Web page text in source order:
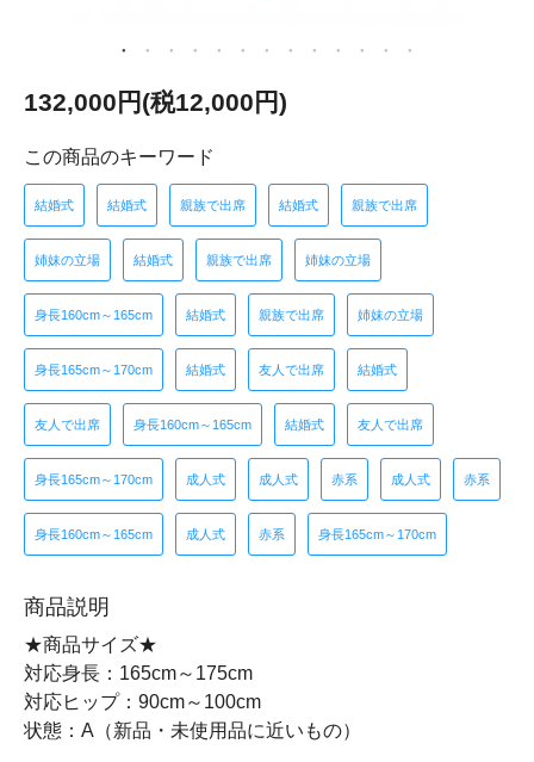
132,000円(税12,000円)
この商品のキーワード
結婚式 結婚式 親族で出席 結婚式 親族で出席
姉妹の立場 結婚式 親族で出席 姉妹の立場
身長160cm～165cm 結婚式 親族で出席 姉妹の立場
身長165cm～170cm 結婚式 友人で出席 結婚式
友人で出席 身長160cm～165cm 結婚式 友人で出席
身長165cm～170cm 成人式 成人式 赤系 成人式 赤系
身長160cm～165cm 成人式 赤系 身長165cm～170cm
商品説明
★商品サイズ★
対応身長：165cm～175cm
対応ヒップ：90cm～100cm
状態：A（新品・未使用品に近いもの）